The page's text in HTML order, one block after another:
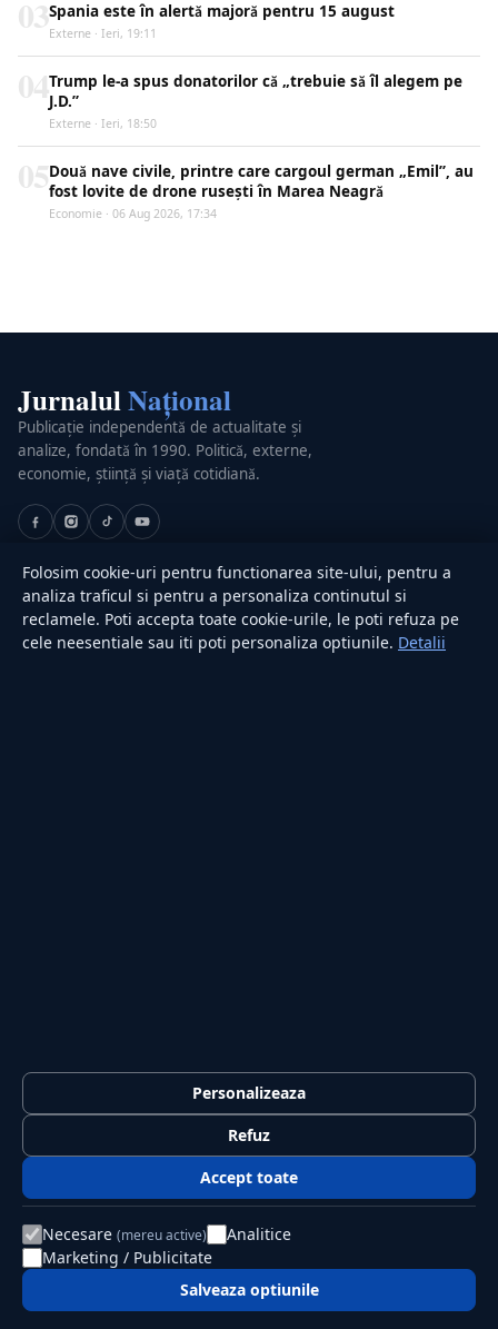
Spania este în alertă majoră pentru 15 august
Externe · Ieri, 19:11
Trump le-a spus donatorilor că „trebuie să îl alegem pe
J.D.”
Externe · Ieri, 18:50
Două nave civile, printre care cargoul german „Emil”, au
fost lovite de drone rusești în Marea Neagră
Economie · 06 Aug 2026, 17:34
JurnalulNațional
Publicație independentă de actualitate și
analize, fondată în 1990. Politică, externe,
economie, știință și viață cotidiană.
SECȚIUNI
Externe
Politică
Despre noi
Redacția
LEGAL
Termeni și condiții
Politica de cookies
Folosim cookie-uri pentru functionarea site-ului, pentru a
analiza traficul si pentru a personaliza continutul si
reclamele. Poti accepta toate cookie-urile, le poti refuza pe
cele neesentiale sau iti poti personaliza optiunile. Detalii
Personalizeaza
Refuz
Accept toate
Necesare (mereu active)
Analitice
Marketing / Publicitate
Salveaza optiunile